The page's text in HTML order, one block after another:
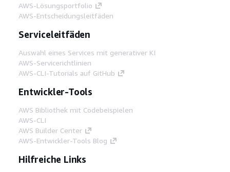
AWS-Lösungsportfolio
AWS-Entscheidungsleitfäden
Serviceleitfäden
Auswahl eines Services mit generativer KI
AWS-Servicerichtlinien
AWS-CLI-Tutorials auf GitHub
Entwickler-Tools
AWS Bibliothek mit Codebeispielen
AWS-CLI
AWS Builder Center
AWS-Entwickler-Tools Blog
Hilfreiche Links